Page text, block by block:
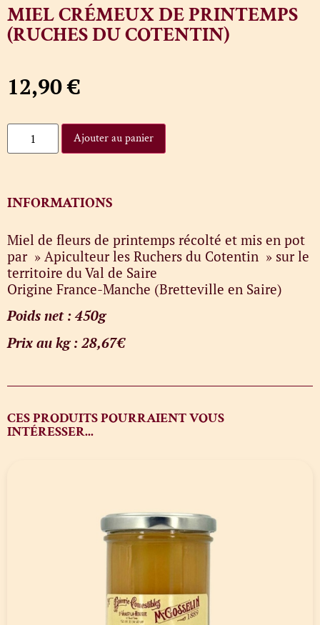
MIEL CRÉMEUX DE PRINTEMPS
(RUCHES DU COTENTIN)
12,90€
Ajouter au panier
INFORMATIONS
Miel de fleurs de printemps récolté et mis en pot
par » Apiculteur les Ruchers du Cotentin » sur le
territoire du Val de Saire
Origine France-Manche (Bretteville en Saire)
Poids net : 450g
Prix au kg : 28,67€
CES PRODUITS POURRAIENT VOUS
INTÉRESSER...